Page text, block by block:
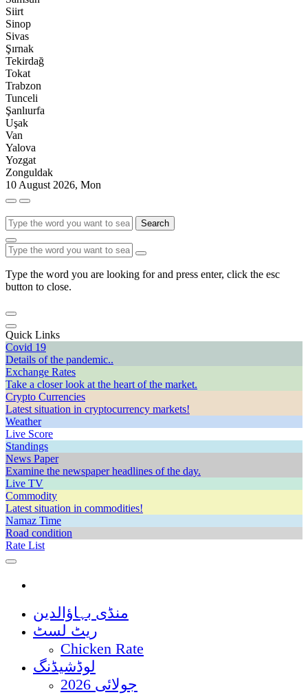
Siirt
Sinop
Sivas
Şırnak
Tekirdağ
Tokat
Trabzon
Tunceli
Şanlıurfa
Uşak
Van
Yalova
Yozgat
Zonguldak
10 August 2026, Mon
Search
Type the word you are looking for and press enter, click the esc
button to close.
Quick Links
Covid 19
Details of the pandemic..
Exchange Rates
Take a closer look at the heart of the market.
Crypto Currencies
Latest situation in cryptocurrency markets!
Weather
Live Score
Standings
News Paper
Examine the newspaper headlines of the day.
Live TV
Commodity
Latest situation in commodities!
Namaz Time
Road condition
Rate List
منڈی بہاؤالدین
ریٹ لسٹ
Chicken Rate
لوڈشیڈنگ
جولائی 2026